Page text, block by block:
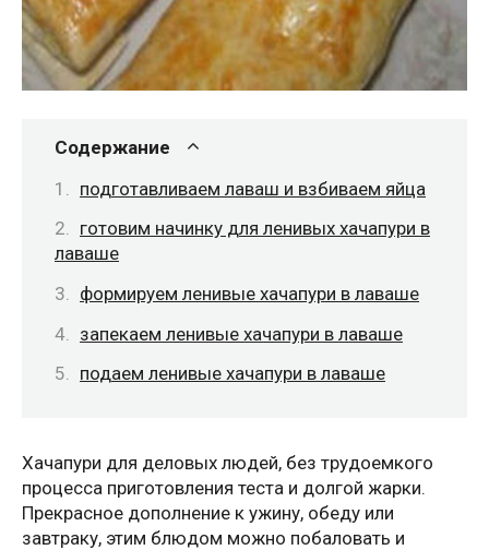
Содержание
подготавливаем лаваш и взбиваем яйца
готовим начинку для ленивых хачапури в
лаваше
формируем ленивые хачапури в лаваше
запекаем ленивые хачапури в лаваше
подаем ленивые хачапури в лаваше
Хачапури для деловых людей, без трудоемкого
процесса приготовления теста и долгой жарки.
Прекрасное дополнение к ужину, обеду или
завтраку, этим блюдом можно побаловать и